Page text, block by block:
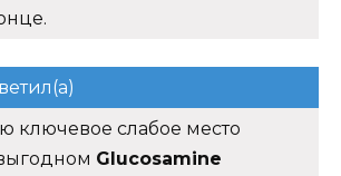
ключевое слабое место
Glucosamine